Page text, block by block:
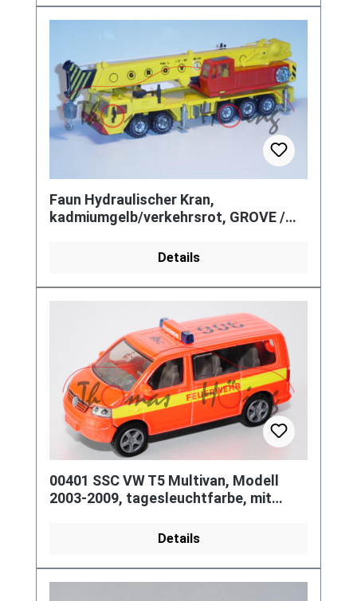
Faun Hydraulischer Kran,
kadmiumgelb/verkehrsrot, GROVE /
Details
00401 SSC VW T5 Multivan, Modell
2003-2009, tagesleuchtfarbe, mit
Details